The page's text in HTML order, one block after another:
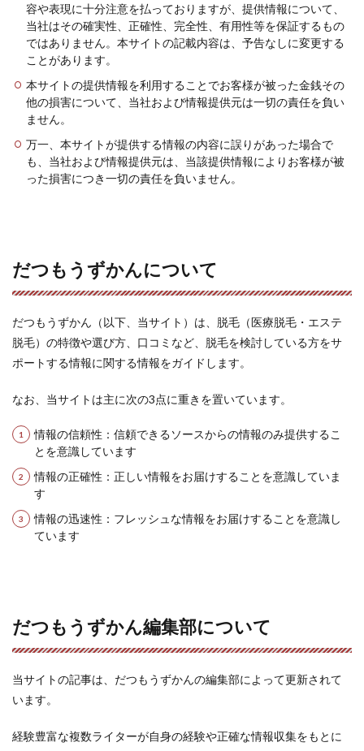
容や表現に十分注意を払っておりますが、提供情報について、
当社はその確実性、正確性、完全性、有用性等を保証するもの
ではありません。本サイトの記載内容は、予告なしに変更する
ことがあります。
本サイトの提供情報を利用することでお客様が被った金銭その
他の損害について、当社および情報提供元は一切の責任を負い
ません。
万一、本サイトが提供する情報の内容に誤りがあった場合で
も、当社および情報提供元は、当該提供情報によりお客様が被
った損害につき一切の責任を負いません。
だつもうずかんについて
だつもうずかん（以下、当サイト）は、脱毛（医療脱毛・エステ
脱毛）の特徴や選び方、口コミなど、脱毛を検討している方をサ
ポートする情報に関する情報をガイドします。
なお、当サイトは主に次の3点に重きを置いています。
情報の信頼性：信頼できるソースからの情報のみ提供するこ
とを意識しています
情報の正確性：正しい情報をお届けすることを意識していま
す
情報の迅速性：フレッシュな情報をお届けすることを意識し
ています
だつもうずかん編集部について
当サイトの記事は、だつもうずかんの編集部によって更新されて
います。
経験豊富な複数ライターが自身の経験や正確な情報収集をもとに